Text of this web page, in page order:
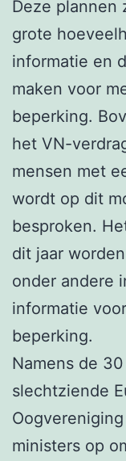
Deze plannen
grote
informatie en
maken voor
beperking.
het VN-
mensen met
wordt op dit
besproken.
dit jaar
onder andere
informatie
beperking.
Namens de
slechtziende
ministers op